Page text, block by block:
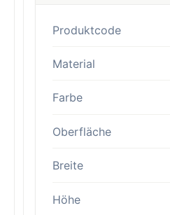
Produktcode
Material
Farbe
Oberfläche
Breite
Höhe